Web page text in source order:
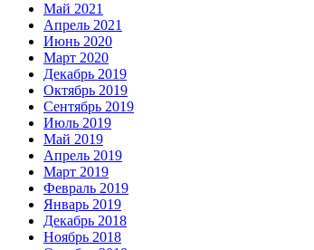
Май 2021
Апрель 2021
Июнь 2020
Март 2020
Декабрь 2019
Октябрь 2019
Сентябрь 2019
Июль 2019
Май 2019
Апрель 2019
Март 2019
Февраль 2019
Январь 2019
Декабрь 2018
Ноябрь 2018